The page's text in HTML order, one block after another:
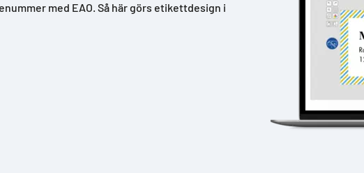
med EAO. Så här görs etikettdesign i